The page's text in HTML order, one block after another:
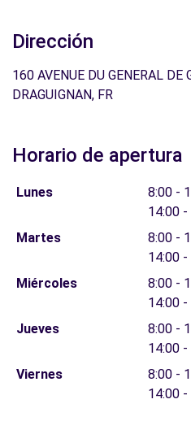
Dirección
160 AVENUE DU GENERAL DE
DRAGUIGNAN, FR
Horario de apertura
Lunes
8:00 -
14:00 -
Martes
8:00 -
14:00 -
Miércoles
8:00 -
14:00 -
Jueves
8:00 -
14:00 -
Viernes
8:00 -
14:00 -